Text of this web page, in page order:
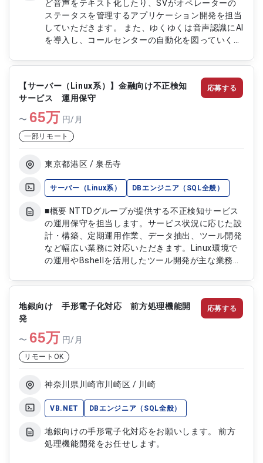
ど音声をテキスト化したり、SVがオペレーターの
ステータスを管理するアプリケーション開発を担当
していただきます。 また、ゆくゆくは音声認識にAI
を導入し、コールセンターの自動化を図っていくこ
バージョンアップの検討、アプリケーションの仕様
JavaScript（jQuery）、ASP.NET、C#.NET、
Azure、AWS
【サーバー（Linux系）】金融向け不正検知
サービス 運用保守
〜 65万 円/月
一部リモート
東京都港区 / 泉岳寺
サーバー（Linux系） DBエンジニア（SQL全般）
■概要 NTTDグループが提供する不正検知サービス
の運用保守を担当します。サービス状況に応じた設
計・構築、定期運用作業、データ抽出、ツール開発
など幅広い業務に対応いただきます。Linux環境で
の運用やBshellを活用したツール開発が主な業務で
る案件対応（設計、構築、リリースなど） ・定期
的な運用作業（バージョンアップや商用リリース対
応） ・データ分析向けのデータ抽出および関係部
証 ・Linux環境での設定および障害対応
応募する
地銀向け 手形電子化対応 前方処理機能開
発
〜 65万 円/月
リモートOK
神奈川県川崎市川崎区 / 川崎
VB.NET DBエンジニア（SQL全般）
地銀向けの手形電子化対応をお願いします。 前方
処理機能開発をお任せします。
応募する